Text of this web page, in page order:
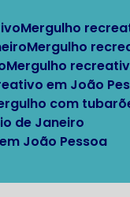
Mergulho
Mergulho
Mergulho
em João
com
de Janeiro
João Pessoa